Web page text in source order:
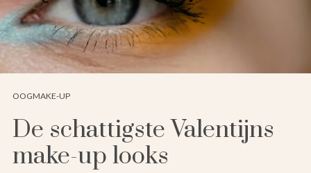
OOGMAKE-UP
De schattigste Valentijns
make-up looks